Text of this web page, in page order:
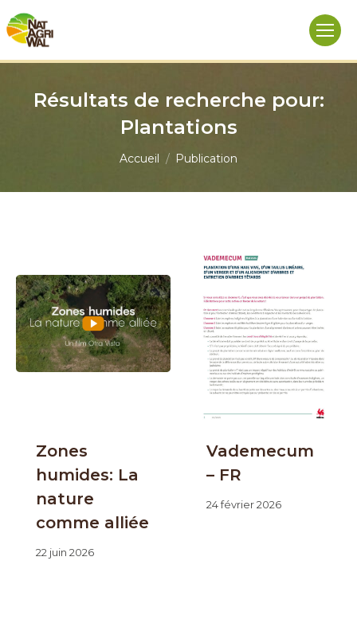
Résultats de recherche pour:
Plantations
Vous êtes ici :
Accueil Publication
Zones
humides: La
nature
comme alliée
22 juin 2026
Vademecum
– FR
24 février 2026